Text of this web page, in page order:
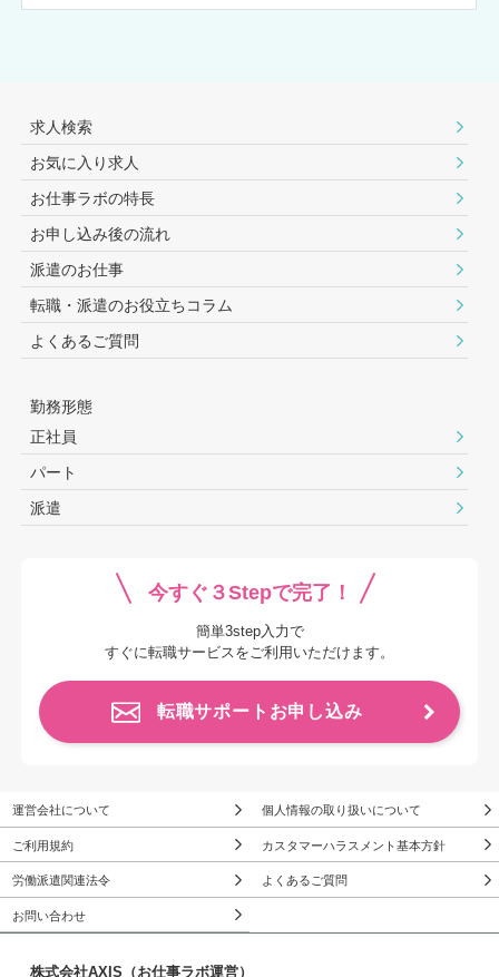
求人検索
お気に入り求人
お仕事ラボの特長
お申し込み後の流れ
派遣のお仕事
転職・派遣のお役⽴ちコラム
よくあるご質問
勤務形態
正社員
パート
派遣
今すぐ３Stepで完了！
簡単3step入力で
すぐに転職サービスをご利用いただけます。
転職サポートお申し込み
運営会社について 個人情報の取り扱いについて
ご利用規約 カスタマーハラスメント基本方針
労働派遣関連法令 よくあるご質問
お問い合わせ
株式会社AXIS（お仕事ラボ運営）